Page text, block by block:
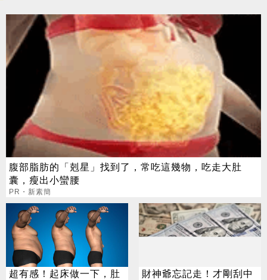
腹部脂肪的「剋星」找到了，常吃這幾物，吃走大肚
囊，瘦出小蠻腰
PR・新素簡
超有感！起床做一下，肚
財神爺忘記走！才剛刮中